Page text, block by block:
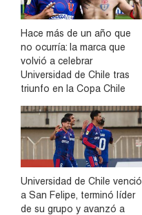
Hace más de un año que
no ocurría: la marca que
volvió a celebrar
Universidad de Chile tras
triunfo en la Copa Chile
Universidad de Chile venció
a San Felipe, terminó líder
de su grupo y avanzó a